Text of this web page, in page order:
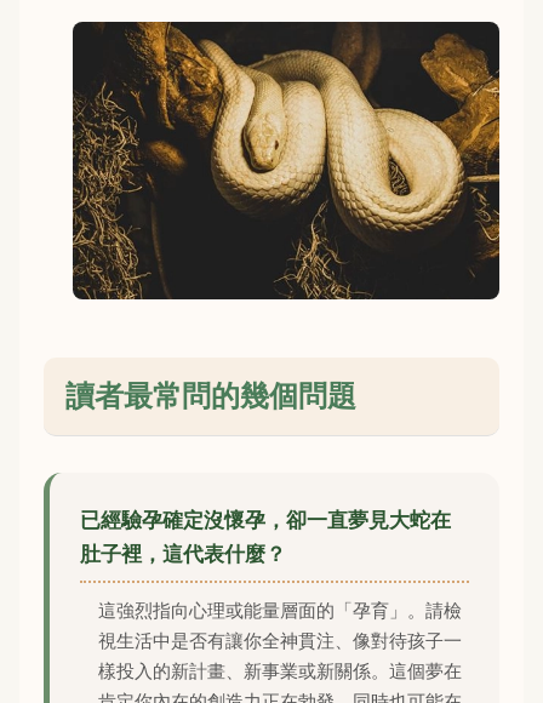
讀者最常問的幾個問題
已經驗孕確定沒懷孕，卻一直夢見大蛇在
肚子裡，這代表什麼？
這強烈指向心理或能量層面的「孕育」。請檢
視生活中是否有讓你全神貫注、像對待孩子一
樣投入的新計畫、新事業或新關係。這個夢在